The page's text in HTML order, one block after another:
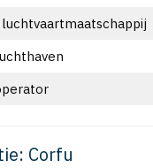
Corfu